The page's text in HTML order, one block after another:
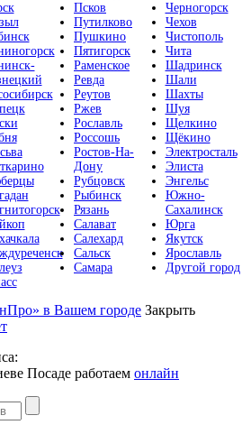
Псков
Путилково
Пушкино
Пятигорск
Раменское
Ревда
Реутов
Ржев
Рославль
Россошь
Ростов-На-
Дону
Рубцовск
Рыбинск
Рязань
Салават
Салехард
Сальск
Самара
Черногорск
Чехов
Чистополь
Чита
Шадринск
Шали
Шахты
Шуя
Щелкино
Щёкино
Электросталь
Элиста
Энгельс
Южно-
Сахалинск
Юрга
Якутск
Ярославль
Другой город
в Вашем городе Закрыть
Посаде работаем онлайн